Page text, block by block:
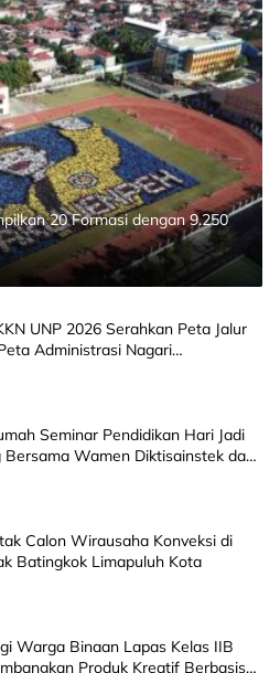
20 Formasi dengan 9.250
UNP 2026 Serahkan Peta Jalur
Administrasi Nagari
Seminar Pendidikan Hari Jadi
Bersama Wamen Diktisainstek dan
Calon Wirausaha Konveksi di
Batingkok Limapuluh Kota
Warga Binaan Lapas Kelas IIB
Produk Kreatif Berbasis